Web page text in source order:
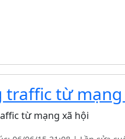
traffic từ
từ mạng xã hội